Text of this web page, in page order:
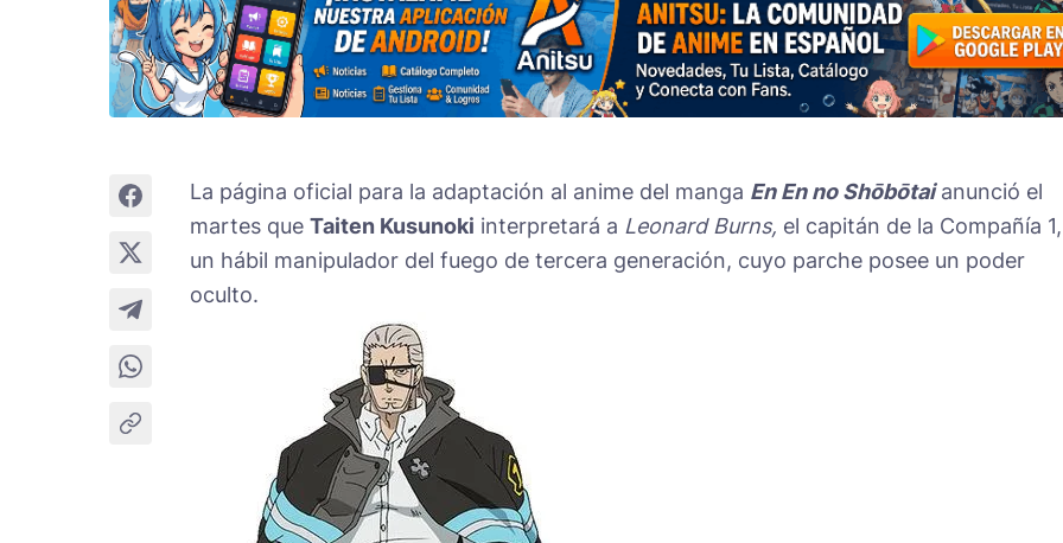
La página oficial para la adaptación al anime del manga En En no Shōbōtaianunció el
martes que Taiten Kusunoki interpretará a Leonard Burns, el capitán de la Compañía
un hábil manipulador del fuego de tercera generación, cuyo parche posee un poder
oculto.